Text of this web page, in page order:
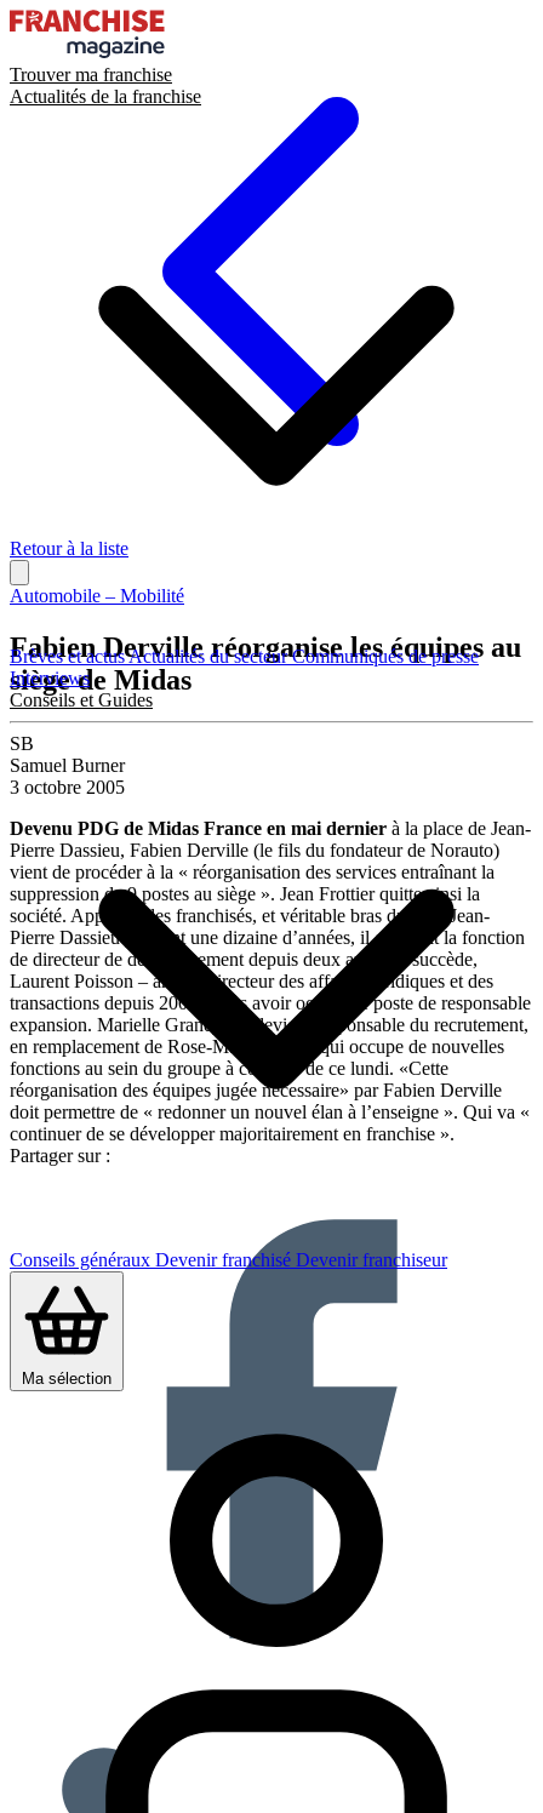
Trouver ma franchise
Actualités de la franchise
Brèves et actusActualités du secteurCommuniqués de presse
Interviews
Conseils et Guides
Conseils généraux Devenir franchisé Devenir franchiseur
Ma sélection
Retour à la liste
Automobile – Mobilité
Fabien Derville réorganise les équipes au
siège de Midas
SB
Samuel Burner
3 octobre 2005
Devenu PDG de Midas France en mai dernier à la place de Jean-
Pierre Dassieu, Fabien Derville (le fils du fondateur de Norauto)
vient de procéder à la « réorganisation des services entraînant la
suppression de 9 postes au siège ». Jean Frottier quitte ainsi la
société. Apprécié des franchisés, et véritable bras droit de Jean-
Pierre Dassieu pendant une dizaine d’années, il occupait la fonction
de directeur de développement depuis deux ans. Lui succède,
Laurent Poisson – ancien directeur des affaires juridiques et des
transactions depuis 2003, après avoir occupé le poste de responsable
expansion. Marielle Grandjean, devient responsable du recrutement,
en remplacement de Rose-Marie Moins, qui occupe de nouvelles
fonctions au sein du groupe à compter de ce lundi. «Cette
réorganisation des équipes jugée nécessaire» par Fabien Derville
doit permettre de « redonner un nouvel élan à l’enseigne ». Qui va «
continuer de se développer majoritairement en franchise ».
Partager sur :